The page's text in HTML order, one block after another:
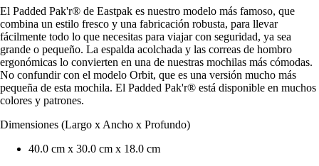
El Padded Pak'r® de Eastpak es nuestro modelo más famoso, que
combina un estilo fresco y una fabricación robusta, para llevar
fácilmente todo lo que necesitas para viajar con seguridad, ya sea
grande o pequeño. La espalda acolchada y las correas de hombro
ergonómicas lo convierten en una de nuestras mochilas más cómodas.
No confundir con el modelo Orbit, que es una versión mucho más
pequeña de esta mochila. El Padded Pak'r® está disponible en muchos
colores y patrones.
Dimensiones (Largo x Ancho x Profundo)
40.0 cm x 30.0 cm x 18.0 cm